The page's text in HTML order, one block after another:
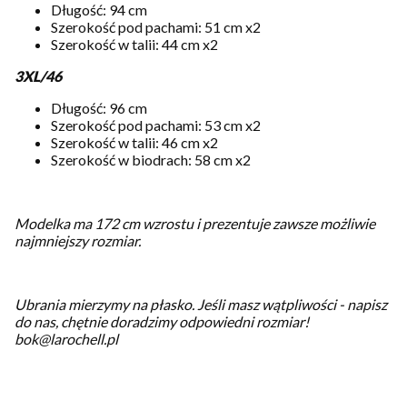
Długość: 94 cm
Szerokość pod pachami: 51 cm x2
Szerokość w talii: 44 cm x2
3XL/46
Długość: 96 cm
Szerokość pod pachami: 53 cm x2
Szerokość w talii: 46 cm x2
Szerokość w biodrach: 58 cm x2
Modelka ma 172 cm wzrostu i prezentuje zawsze możliwie
najmniejszy rozmiar.
Ubrania mierzymy na płasko. Jeśli masz wątpliwości - napisz
do nas, chętnie doradzimy odpowiedni rozmiar!
bok@larochell.pl